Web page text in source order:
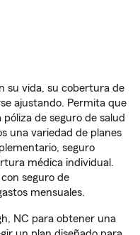
su vida, su cobertura de
ajustando. Permita que
de seguro de salud
una variedad de planes
seguro
médica individual.
seguro de
mensuales.
NC para obtener una